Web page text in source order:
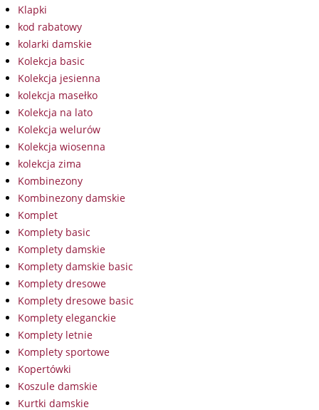
Klapki
kod rabatowy
kolarki damskie
Kolekcja basic
Kolekcja jesienna
kolekcja masełko
Kolekcja na lato
Kolekcja welurów
Kolekcja wiosenna
kolekcja zima
Kombinezony
Kombinezony damskie
Komplet
Komplety basic
Komplety damskie
Komplety damskie basic
Komplety dresowe
Komplety dresowe basic
Komplety eleganckie
Komplety letnie
Komplety sportowe
Kopertówki
Koszule damskie
Kurtki damskie